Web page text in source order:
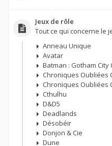
Jeux de rôle
Tout ce qui concerne le
Anneau Unique
Avatar
Batman : Gotham City
Chroniques Oubliées
Chroniques Oubliées
Cthulhu
D&D5
Deadlands
Désobéir
Donjon & Cie
Dune